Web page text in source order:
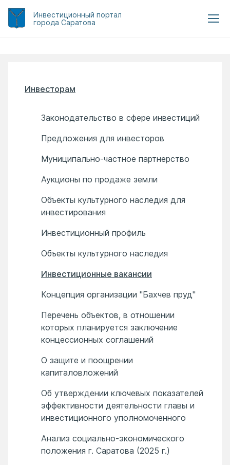
Инвестиционный портал
города Саратова
Инвесторам
Законодательство в сфере инвестиций
Предложения для инвесторов
Муниципально-частное партнерство
Аукционы по продаже земли
Объекты культурного наследия для
инвестирования
Инвестиционный профиль
Объекты культурного наследия
Инвестиционные вакансии
Концепция организации "Бахчев пруд"
Перечень объектов, в отношении
которых планируется заключение
концессионных соглашений
О защите и поощрении
капиталовложений
Об утверждении ключевых показателей
эффективности деятельности главы и
инвестиционного уполномоченного
Анализ социально-экономического
положения г. Саратова (2025 г.)